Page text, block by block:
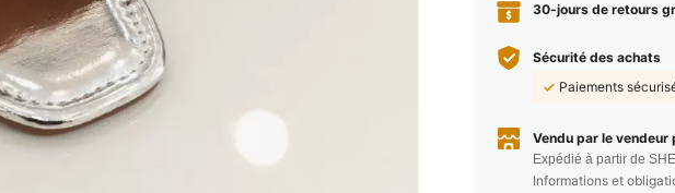
30-jours de retours
Sécurité des achats
Paiements
Vendu par le vendeur
Expédié à partir de
Informations et